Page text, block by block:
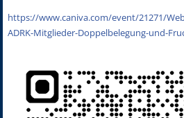
https://www.caniva.com/event/21271/
ADRK-Mitglieder-Doppelbelegung-und-